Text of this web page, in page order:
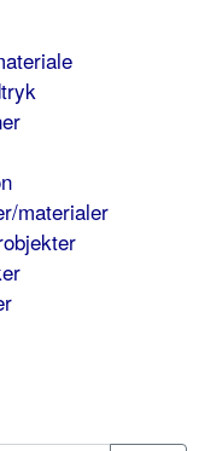
materialer